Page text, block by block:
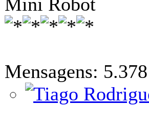
Mensagens: 5.378